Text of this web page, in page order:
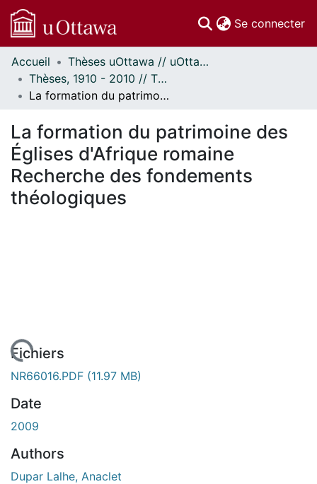
Se connecter
Communautés
et collections
Parcourir
À propos
Accueil
Thèses uOttawa // uOttawa Theses
Thèses, 1910 - 2010 // Theses, 1910 - 2010
La formation du patrimoine des Églises d'Afrique romaine Recherche des fondements théologiques
La formation du patrimoine des
Églises d'Afrique romaine
Recherche des fondements
théologiques
Fichiers
NR66016.PDF (11.97 MB)
Date
2009
Authors
Dupar Lalhe, Anaclet